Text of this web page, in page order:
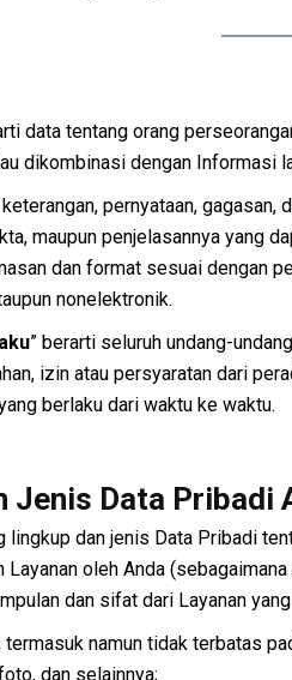
data tentang orang
dikombinasi dengan Informasi
pernyataan, gagasan,
maupun penjelasannya yang
dan format sesuai dengan
nonelektronik.
” berarti seluruh undang-
izin atau persyaratan dari
berlaku dari waktu ke waktu.
Jenis Data Pribadi
lingkup dan jenis Data Pribadi
Layanan oleh Anda
dan sifat dari Layanan
namun tidak terbatas
dan selainnya;